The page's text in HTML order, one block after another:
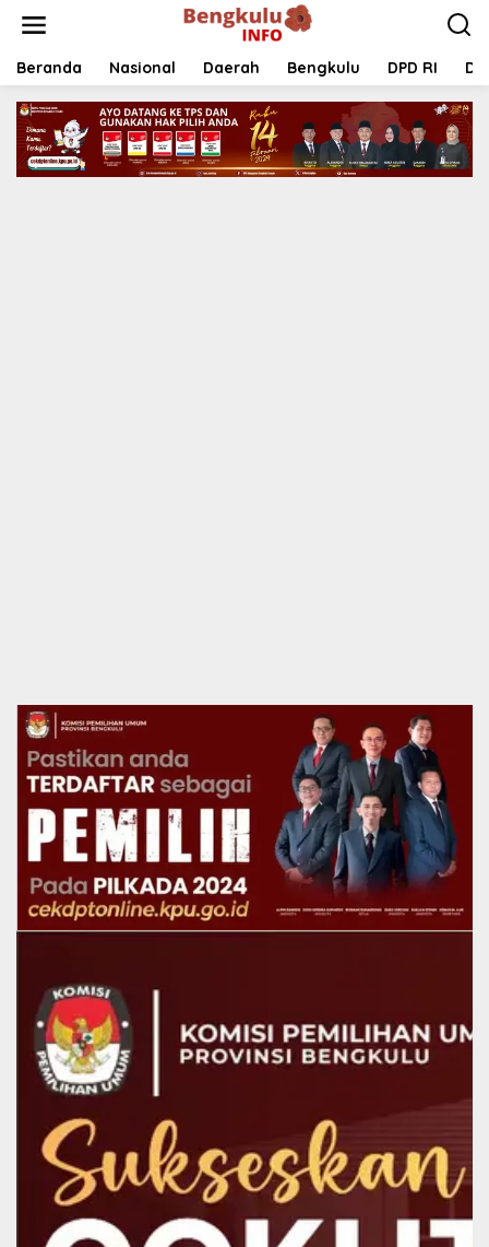
Beranda Nasional Daerah Bengkulu DPD RI